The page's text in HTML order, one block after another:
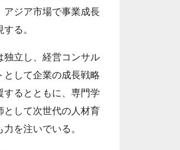
アジア市場で事業成長
する。
独立し、経営コンサル
として企業の成長戦略
するとともに、専門学
として次世代の人材育
力を注いでいる。